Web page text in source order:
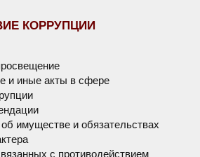
КОРРУПЦИИ
и иные акты в сфере
имуществе и обязательствах
с противодействием